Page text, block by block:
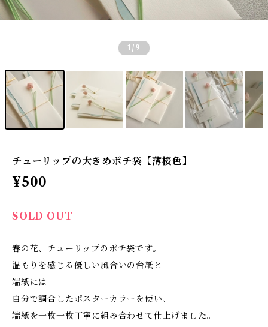
1 /9
チューリップの大きめポチ袋【薄桜色】
¥500
SOLD OUT
春の花、チューリップのポチ袋です。
温もりを感じる優しい風合いの台紙と
端紙には
自分で調合したポスターカラーを使い、
端紙を一枚一枚丁寧に組み合わせて仕上げました。